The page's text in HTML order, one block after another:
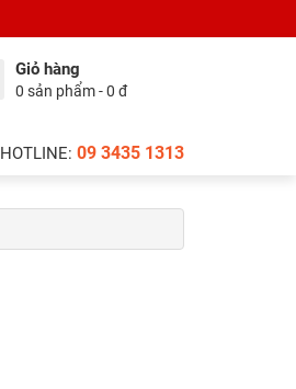
Giỏ hàng
0 sản phẩm - 0 đ
HOTLINE: 09 3435 1313